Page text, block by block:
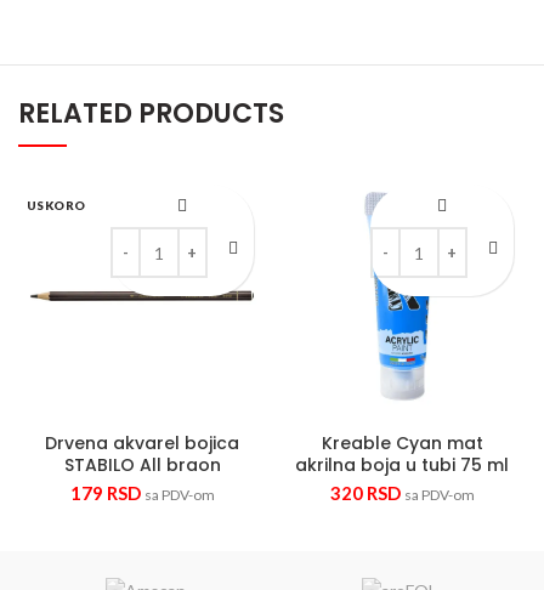
RELATED PRODUCTS
USKORO
Drvena akvarel bojica
STABILO All braon
179 RSD sa PDV-om
Drvena akvarel bojica STABILO All braon quantity
Kreable Cyan mat
akrilna boja u tubi 75 ml
320 RSD sa PDV-om
Kreable Cyan mat